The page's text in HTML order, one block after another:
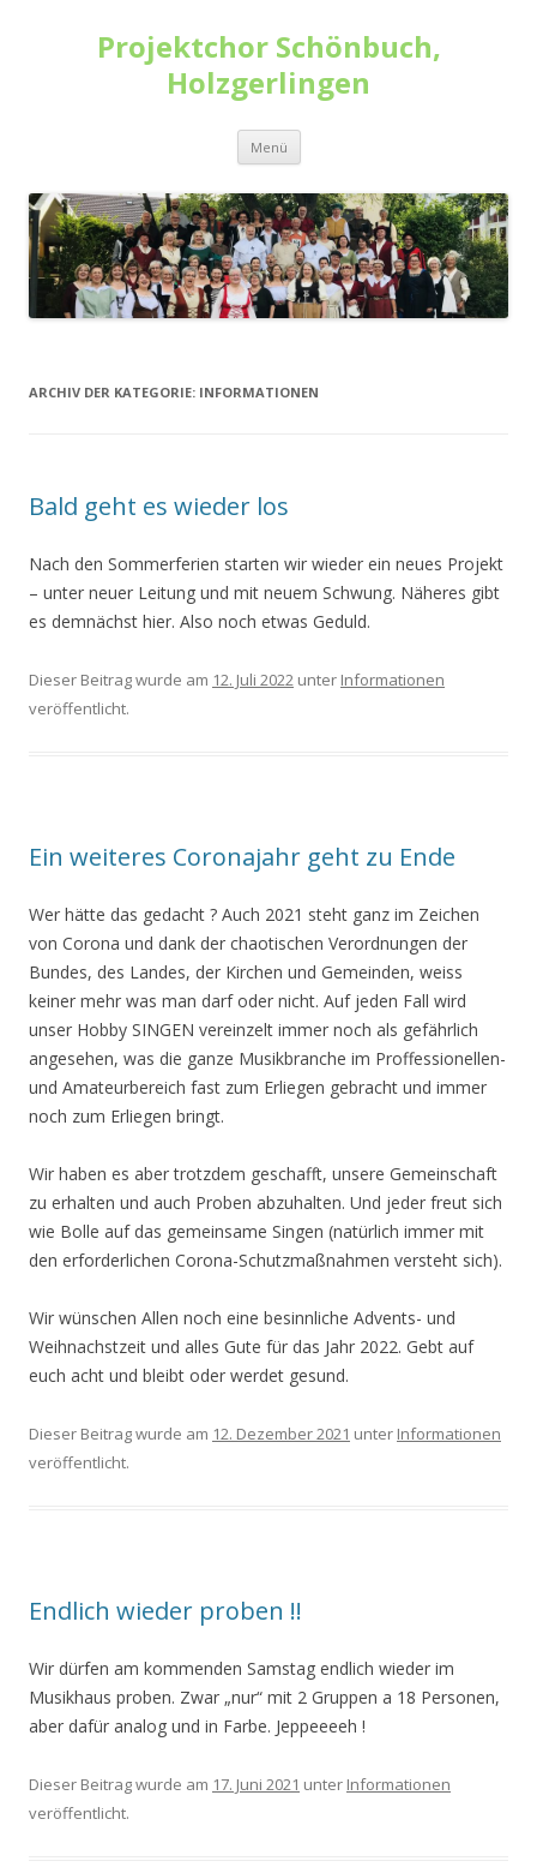
Projektchor Schönbuch,
Holzgerlingen
Menü Zum
springen
ARCHIV DER KATEGORIE: INFORMATIONEN
Bald geht es wieder los
Nach den Sommerferien starten wir wieder ein neues Projekt
– unter neuer Leitung und mit neuem Schwung. Näheres gibt
es demnächst hier. Also noch etwas Geduld.
Dieser Beitrag wurde am 12. Juli 2022 unter Informationen
veröffentlicht.
Ein weiteres Coronajahr geht zu Ende
Wer hätte das gedacht ? Auch 2021 steht ganz im Zeichen
von Corona und dank der chaotischen Verordnungen der
Bundes, des Landes, der Kirchen und Gemeinden, weiss
keiner mehr was man darf oder nicht. Auf jeden Fall wird
unser Hobby SINGEN vereinzelt immer noch als gefährlich
angesehen, was die ganze Musikbranche im Proffessionellen-
und Amateurbereich fast zum Erliegen gebracht und immer
noch zum Erliegen bringt.
Wir haben es aber trotzdem geschafft, unsere Gemeinschaft
zu erhalten und auch Proben abzuhalten. Und jeder freut sich
wie Bolle auf das gemeinsame Singen (natürlich immer mit
den erforderlichen Corona-Schutzmaßnahmen versteht sich).
Wir wünschen Allen noch eine besinnliche Advents- und
Weihnachstzeit und alles Gute für das Jahr 2022. Gebt auf
euch acht und bleibt oder werdet gesund.
Dieser Beitrag wurde am 12. Dezember 2021 unter Informationen
veröffentlicht.
Endlich wieder proben !!
Wir dürfen am kommenden Samstag endlich wieder im
Musikhaus proben. Zwar „nur“ mit 2 Gruppen a 18 Personen,
aber dafür analog und in Farbe. Jeppeeeeh !
Dieser Beitrag wurde am 17. Juni 2021 unter Informationen
veröffentlicht.